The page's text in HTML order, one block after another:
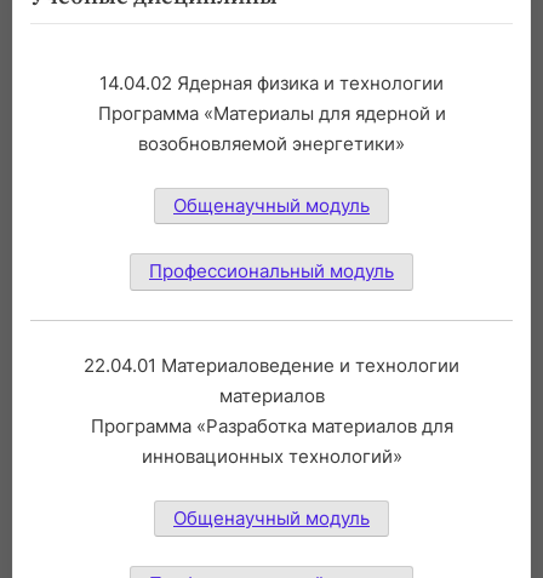
14.04.02 Ядерная физика и технологии
Программа «Материалы для ядерной и
возобновляемой энергетики»
Общенаучный модуль
Профессиональный модуль
22.04.01 Материаловедение и технологии
материалов
Программа «Разработка материалов для
инновационных технологий»
Общенаучный модуль